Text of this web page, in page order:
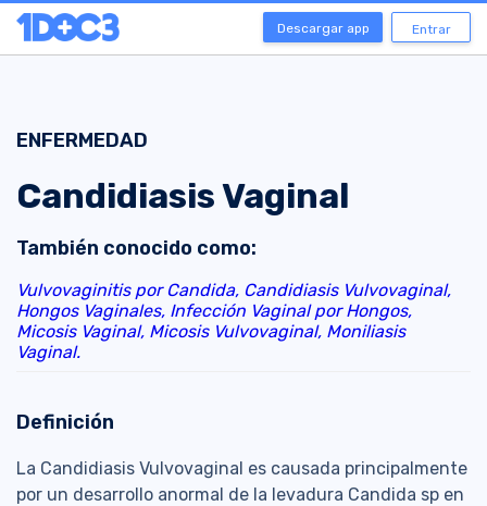
Descargar app Entrar
ENFERMEDAD
Candidiasis Vaginal
También conocido como:
Vulvovaginitis por Candida, Candidiasis Vulvovaginal,
Hongos Vaginales, Infección Vaginal por Hongos,
Micosis Vaginal, Micosis Vulvovaginal, Moniliasis
Vaginal.
Definición
La Candidiasis Vulvovaginal es causada principalmente
por un desarrollo anormal de la levadura Candida sp en